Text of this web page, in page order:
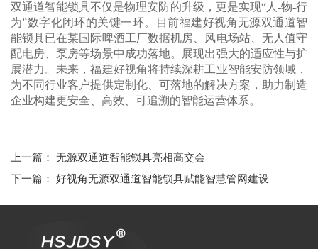
双通道智能锁具不仅是物理安防的升级，更是实现“人-物-行
为”数字化闭环的关键一环。
目前福建好视角无源双通道智
能锁具已在某国际啤酒工厂数据机房、风电场站、无人值守
配电房、泵房等场景中成功落地。展现出强大的适应性与扩
展潜力。未来，福建好视角将持续深耕工业智能安防领域，
为不同行业客户提供定制化、可落地的解决方案，助力制造
企业构建更安全、高效、可追溯的智能运营体系。
上一篇：无源双通道智能锁具亮相高交会
下一篇：好视角无源双通道智能锁具赋能智慧管网建设